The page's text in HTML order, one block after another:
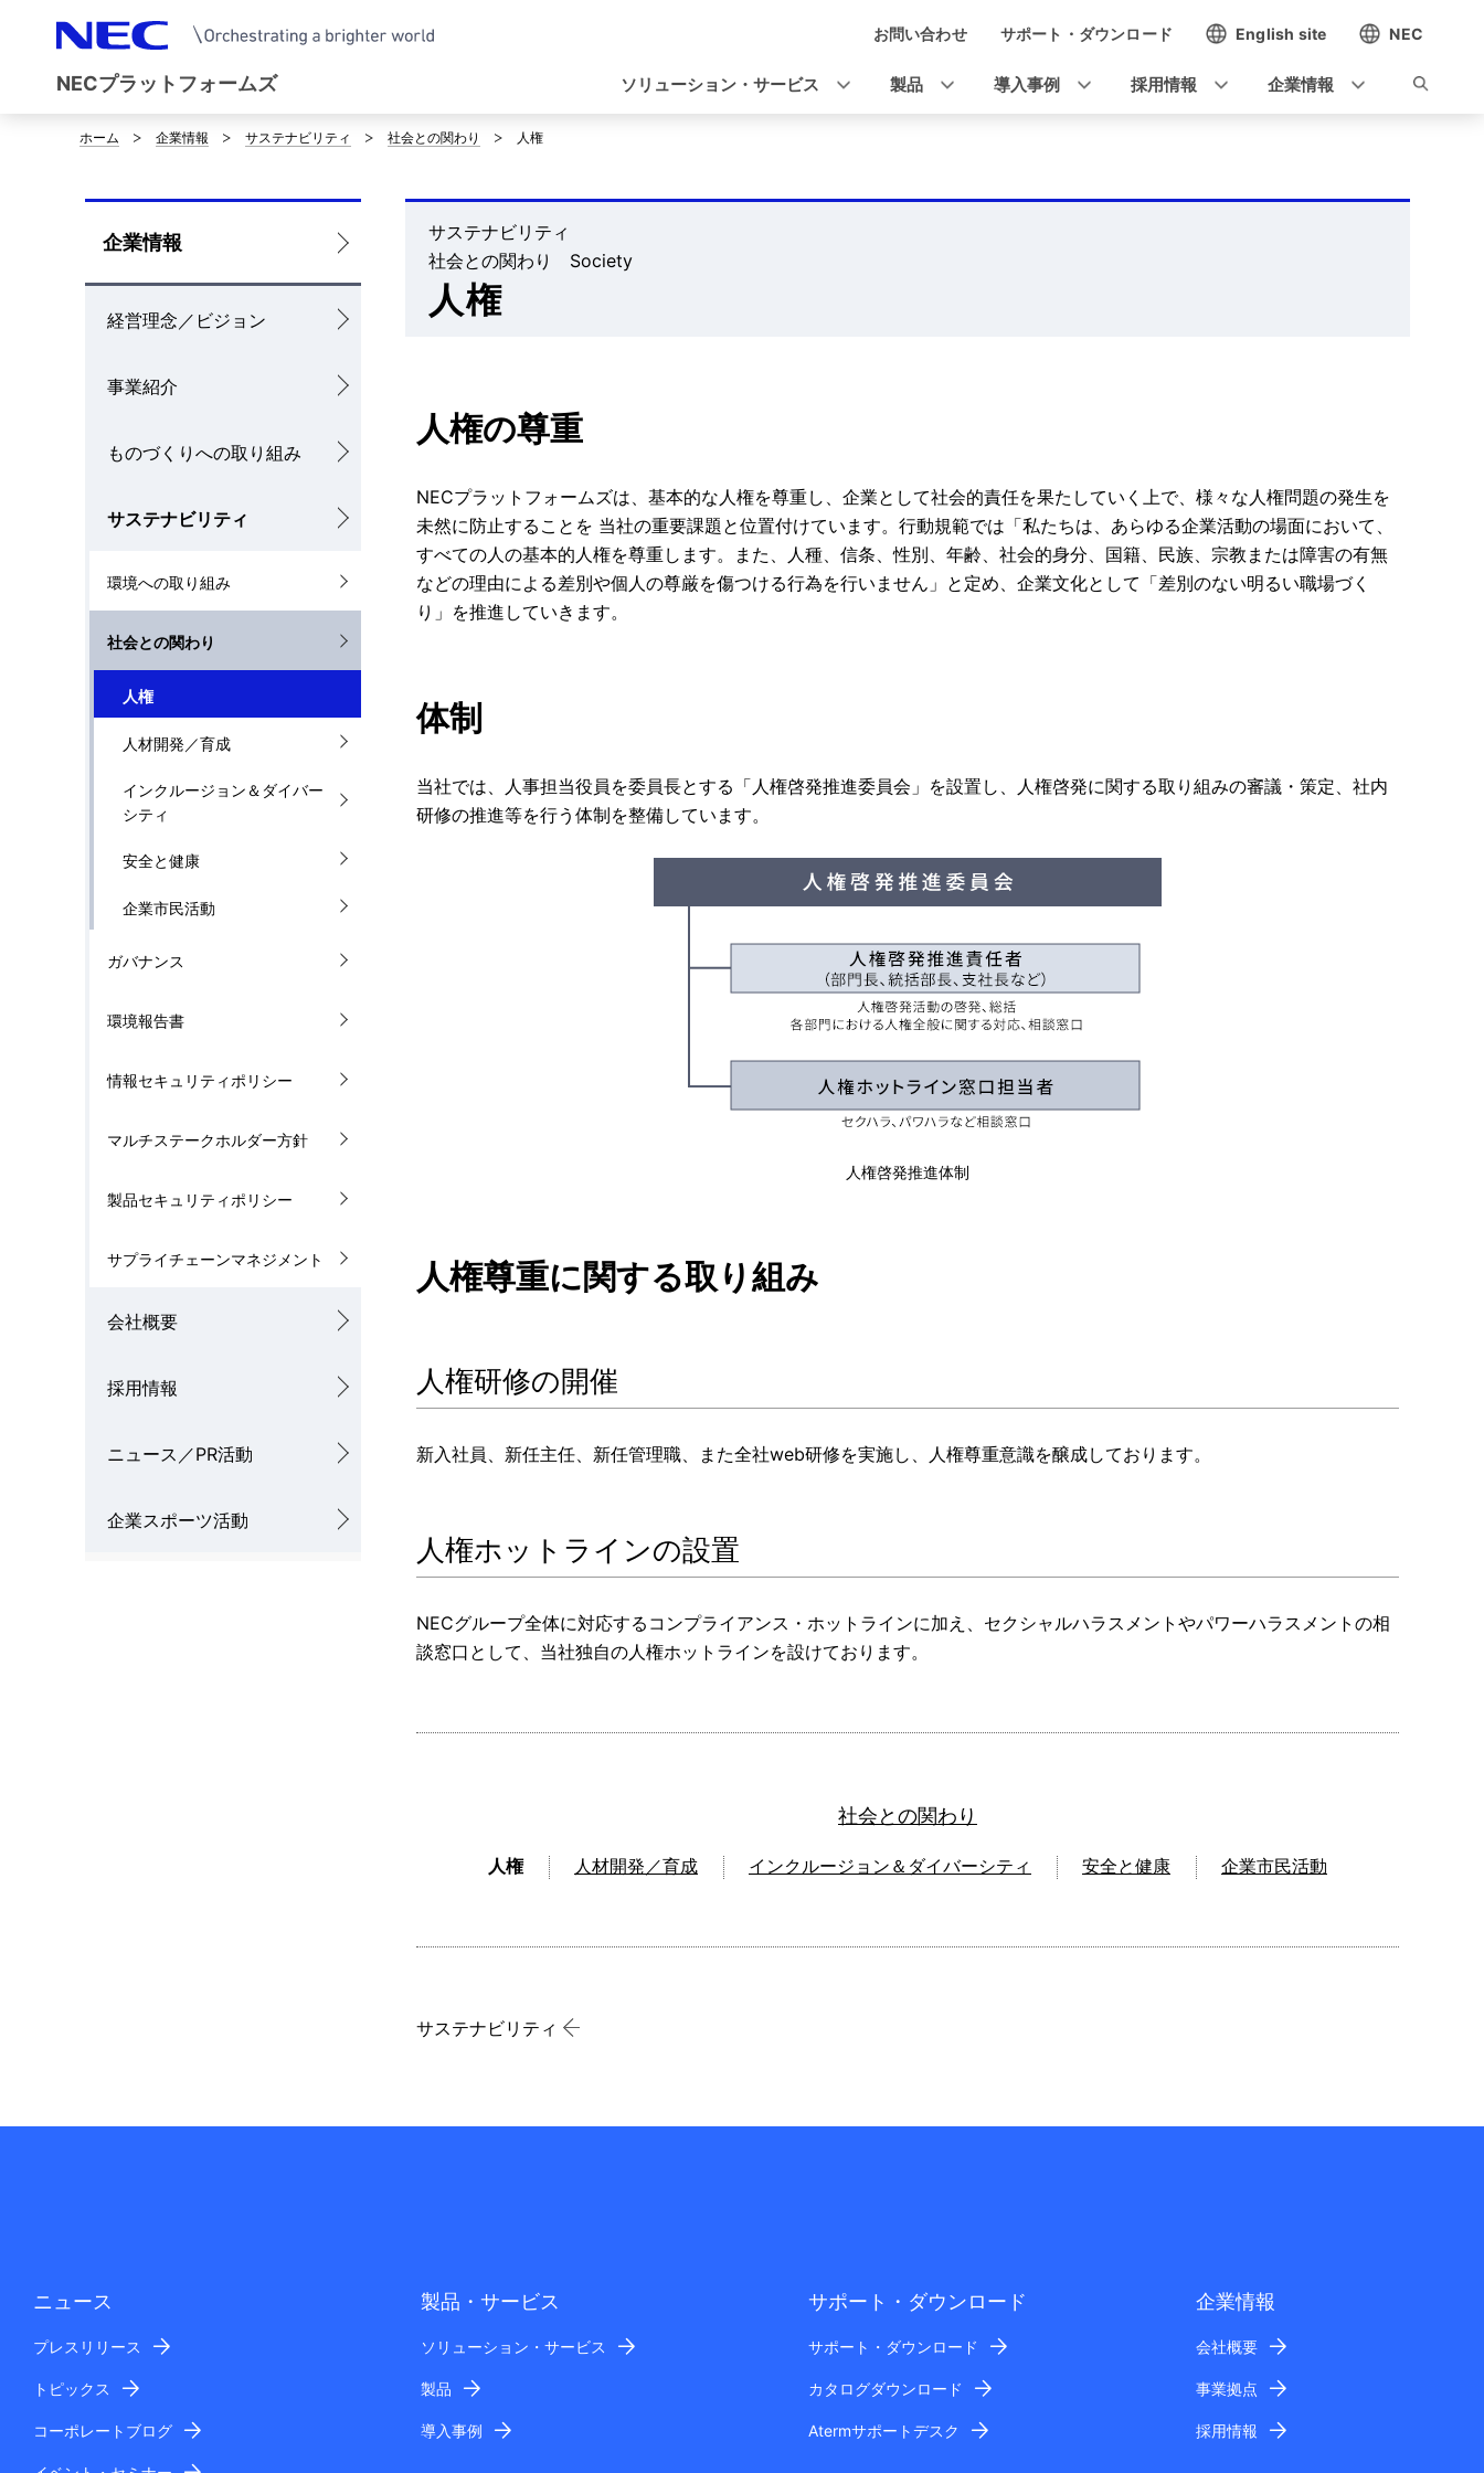
NECプラットフォームズ
ゲ
シ
お問い合わせ サポート・ダウンロード English site NEC
ソリューション・サービス 製品 導入事例 採用情報 企業情報
サ
イ
ト
内
し
ホーム 企業情報 サステナビリティ 社会との関わり 人権
ロ
ー
カ
ル
ビ
シ
ョ
ン
企業情報
経営理念／ビジョン
事業紹介
ものづくりへの取り組み
サステナビリティ
環境への取り組み
社会との関わり
人権
人材開発／育成
インクルージョン＆ダイバー
シティ
安全と健康
企業市民活動
ガバナンス
環境報告書
情報セキュリティポリシー
マルチステークホルダー方針
製品セキュリティポリシー
サプライチェーンマネジメント
会社概要
採用情報
ニュース／PR活動
企業スポーツ活動
人権
サステナビリティ
社会との関わり Society
人権の尊重
NECプラットフォームズは、基本的な人権を尊重し、企業として社会的責任を果たしていく上で、様々な人権問題の発生を
未然に防止することを 当社の重要課題と位置付けています。行動規範では「私たちは、あらゆる企業活動の場面において、
すべての人の基本的人権を尊重します。また、人種、信条、性別、年齢、社会的身分、国籍、民族、宗教または障害の有無
などの理由による差別や個人の尊厳を傷つける行為を行いません」と定め、企業文化として「差別のない明るい職場づく
り」を推進していきます。
体制
当社では、人事担当役員を委員長とする「人権啓発推進委員会」を設置し、人権啓発に関する取り組みの審議・策定、社内
研修の推進等を行う体制を整備しています。
人権啓発推進体制
人権尊重に関する取り組み
人権研修の開催
新入社員、新任主任、新任管理職、また全社web研修を実施し、人権尊重意識を醸成しております。
人権ホットラインの設置
NECグループ全体に対応するコンプライアンス・ホットラインに加え、セクシャルハラスメントやパワーハラスメントの相
談窓口として、当社独自の人権ホットラインを設けております。
社会との関わり
人権 人材開発／育成 インクルージョン＆ダイバーシティ 安全と健康 企業市民活動
サステナビリティ
ニュース
プレスリリース
トピックス
コーポレートブログ
製品・サービス
ソリューション・サービス
製品
導入事例
サポート・ダウンロード
サポート・ダウンロード
カタログダウンロード
Atermサポートデスク
企業情報
会社概要
事業拠点
採用情報